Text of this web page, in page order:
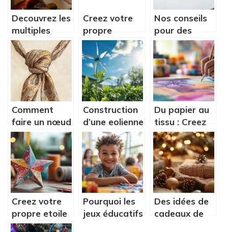
Decouvrez les
multiples
creations DIY
possibles
avec du tissu
liege
Creez votre
propre
photophore a
partir d’une
boite de
conserve
Nos conseils
pour des
activités DIY
à Paris
Comment
faire un nœud
Merovingien :
l’art de la
tresse royale
explique pas
a pas
Construction
d’une eolienne
personnalisee
: conseils
d’expert et
astuces
Du papier au
tissu : Creez
votre galerie
d’art textile
personnalisee
Creez votre
propre etoile
a suspendre
Pourquoi les
jeux éducatifs
Des idées de
cadeaux de